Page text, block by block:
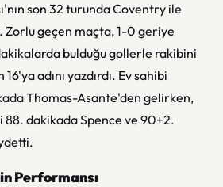
son 32 turunda Coventry ile
Zorlu geçen maçta, 1-0 geriye
bulduğu gollerle rakibini
adını yazdırdı. Ev sahibi
Thomas-Asante'den gelirken,
88. dakikada Spence ve 90+2.
Performansı